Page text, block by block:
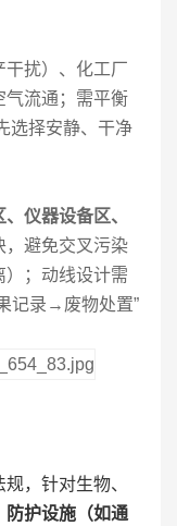
干扰）、化工厂
气流通；需平衡
选择安静、干净
仪器设备区、
，避免交叉污染
）；动线设计需
记录→废物处置”
，针对生物、
防护设施（如通